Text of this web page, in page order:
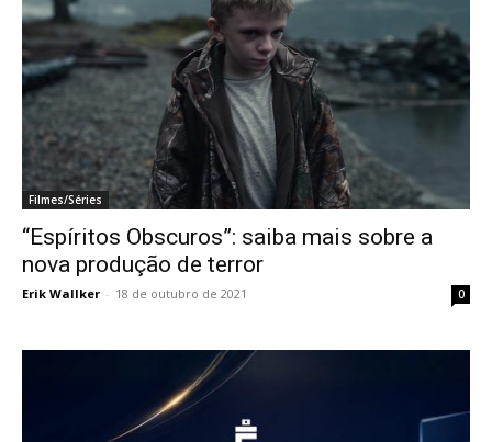
Filmes/Séries
“Espíritos Obscuros”: saiba mais sobre a
nova produção de terror
Erik Wallker - 18 de outubro de 2021 0